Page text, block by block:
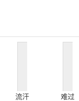
流汗 难过